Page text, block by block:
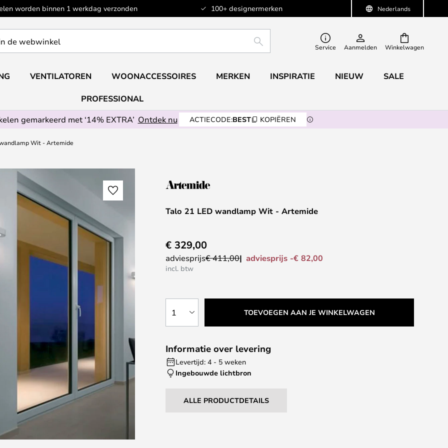
Nederlands
worden binnen 1 werkdag verzonden 100+ designermerken
Winkelwagen
ZOEKEN Service Aanmelden
VENTILATOREN WOONACCESSOIRES MERKEN INSPIRATIE NIEUW SALE
PROFESSIONAL
gemarkeerd met ‘14% EXTRA’ Ontdek nu ACTIECODE:BEST KOPIËREN
Wit - Artemide
Talo 21 LED wandlamp Wit - Artemide
€ 329,00
adviesprijs€ 411,00 adviesprijs -€ 82,00
incl. btw
1 TOEVOEGEN AAN JE WINKELWAGEN
Informatie over levering
Levertijd: 4 - 5 weken
Ingebouwde lichtbron
ALLE PRODUCTDETAILS